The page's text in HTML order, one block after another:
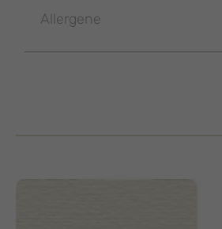
Allergene